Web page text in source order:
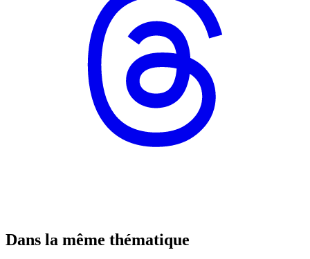
Dans la même thématique